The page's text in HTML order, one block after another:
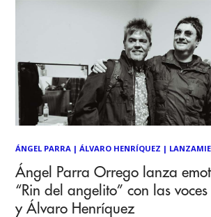
ÁNGEL PARRA |ÁLVARO HENRÍQUEZ |
Ángel Parra Orrego lanza
“Rin del angelito” con las
y Álvaro Henríquez